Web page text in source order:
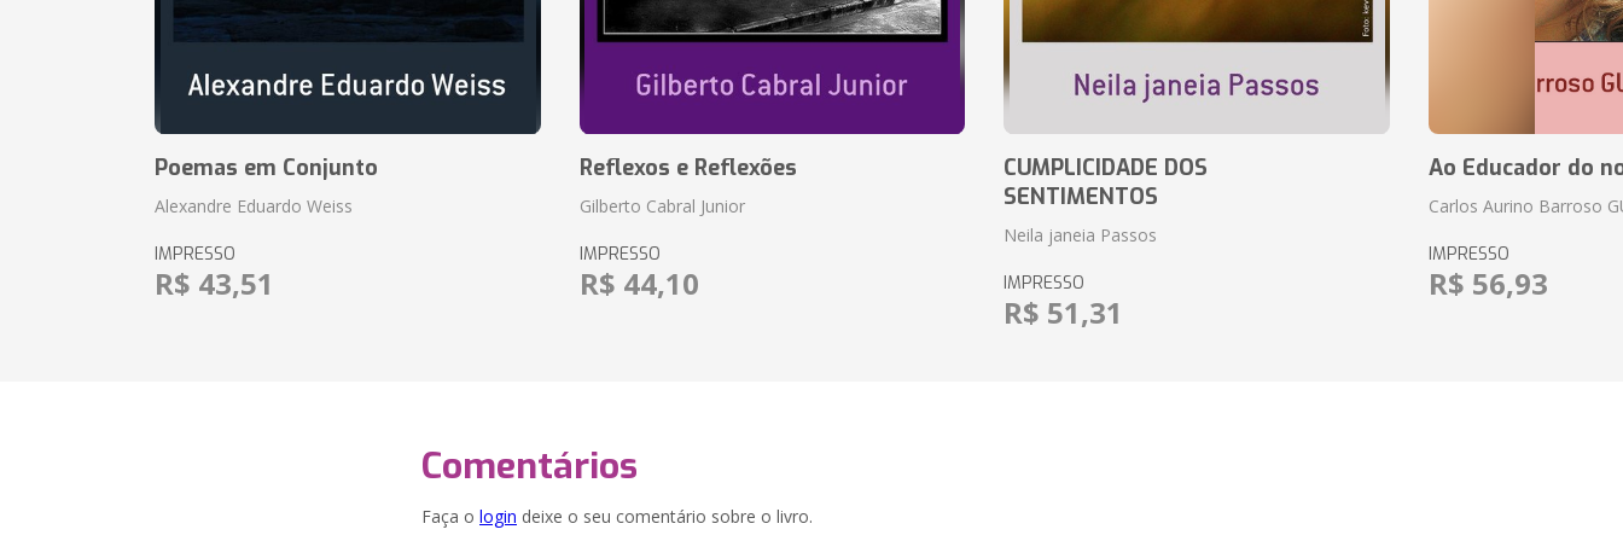
Poemas em Conjunto
Alexandre Eduardo Weiss
IMPRESSO
R$ 43,51
Reflexos e Reflexões
Gilberto Cabral Junior
IMPRESSO
R$ 44,10
CUMPLICIDADE DOS
SENTIMENTOS
Neila janeia Passos
IMPRESSO
R$ 51,31
Ao Educador do
Carlos Aurino Barroso
IMPRESSO
R$ 56,93
Comentários
Faça o login deixe o seu comentário sobre o livro.